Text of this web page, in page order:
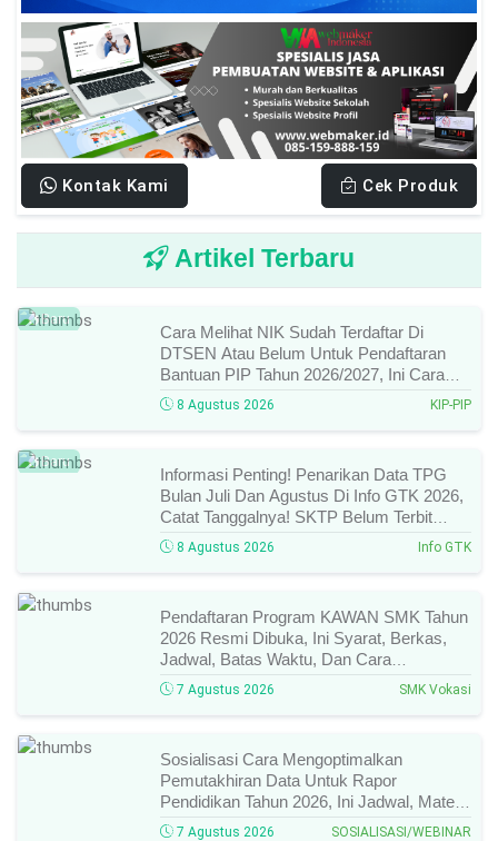
Kontak Kami Cek Produk
Artikel Terbaru
Baru
Cara Melihat NIK Sudah Terdaftar Di
DTSEN Atau Belum Untuk Pendaftaran
Bantuan PIP Tahun 2026/2027, Ini Cara
Cek Dan Syarat Perubahan Desil!
8 Agustus 2026 KIP-PIP
Baru
Informasi Penting! Penarikan Data TPG
Bulan Juli Dan Agustus Di Info GTK 2026,
Catat Tanggalnya! SKTP Belum Terbit
Januari–Juni, Ini Prosesnya!
8 Agustus 2026 Info GTK
Pendaftaran Program KAWAN SMK Tahun
2026 Resmi Dibuka, Ini Syarat, Berkas,
Jadwal, Batas Waktu, Dan Cara
Pendaftarannya!
7 Agustus 2026 SMK Vokasi
Sosialisasi Cara Mengoptimalkan
Pemutakhiran Data Untuk Rapor
Pendidikan Tahun 2026, Ini Jadwal, Materi,
Narasumber, Dan Link Mengikutinya!
7 Agustus 2026 SOSIALISASI/WEBINAR